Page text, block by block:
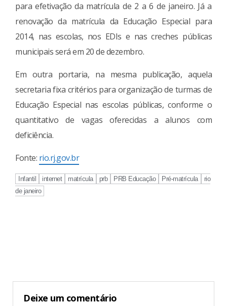
para efetivação da matrícula de 2 a 6 de janeiro. Já a
renovação da matrícula da Educação Especial para
2014, nas escolas, nos EDIs e nas creches públicas
municipais será em 20 de dezembro.
Em outra portaria, na mesma publicação, aquela
secretaria fixa critérios para organização de turmas de
Educação Especial nas escolas públicas, conforme o
quantitativo de vagas oferecidas a alunos com
deficiência.
Fonte: rio.rj.gov.br
Infantil internet matrícula prb PRB Educação Pré-matrícula
rio
de janeiro
Deixe um comentário